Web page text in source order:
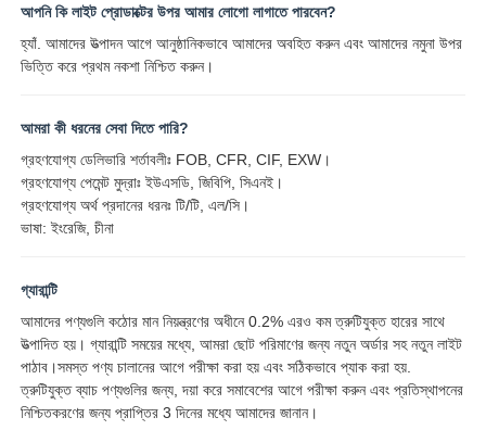
আপনি কি লাইট প্রোডাক্টের উপর আমার লোগো লাগাতে পারবেন?
হ্যাঁ. আমাদের উত্পাদন আগে আনুষ্ঠানিকভাবে আমাদের অবহিত করুন এবং আমাদের নমুনা উপর
ভিত্তি করে প্রথম নকশা নিশ্চিত করুন।
আমরা কী ধরনের সেবা দিতে পারি?
গ্রহণযোগ্য ডেলিভারি শর্তাবলীঃ FOB, CFR, CIF, EXW।
গ্রহণযোগ্য পেমেন্ট মুদ্রাঃ ইউএসডি, জিবিপি, সিএনই।
গ্রহণযোগ্য অর্থ প্রদানের ধরনঃ টি/টি, এল/সি।
ভাষা: ইংরেজি, চীনা
গ্যারান্টি
আমাদের পণ্যগুলি কঠোর মান নিয়ন্ত্রণের অধীনে 0.2% এরও কম ত্রুটিযুক্ত হারের সাথে
উত্পাদিত হয়। গ্যারান্টি সময়ের মধ্যে, আমরা ছোট পরিমাণের জন্য নতুন অর্ডার সহ নতুন লাইট
পাঠাব।সমস্ত পণ্য চালানের আগে পরীক্ষা করা হয় এবং সঠিকভাবে প্যাক করা হয়.
ত্রুটিযুক্ত ব্যাচ পণ্যগুলির জন্য, দয়া করে সমাবেশের আগে পরীক্ষা করুন এবং প্রতিস্থাপনের
নিশ্চিতকরণের জন্য প্রাপ্তির 3 দিনের মধ্যে আমাদের জানান।